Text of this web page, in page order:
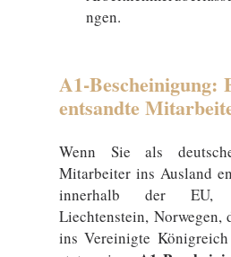
ngen.
A1-Bescheinigung:
entsandte
Wenn Sie als
Mitarbeiter ins Ausland
innerhalb der EU,
Liechtenstein, Norwegen,
ins Vereinigte